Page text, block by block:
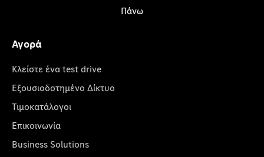
Πάνω
Αγορά
Κλείστε ένα test drive
Εξουσιοδοτημένο Δίκτυο
Τιμοκατάλογοι
Επικοινωνία
Business Solutions